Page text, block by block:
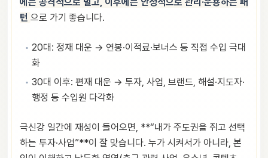
턴 으로 가기 좋습니다.
20대: 정재 대운 → 연봉·이적료·보너스 등 직접 수입 극대
화
30대 이후: 편재 대운 → 투자, 사업, 브랜드, 해설·지도자·
행정 등 수입원 다각화
극신강 일간에 재성이 들어오면, **“내가 주도권을 쥐고 선택
하는 투자·사업”**이 잘 맞습니다. 누가 시켜서가 아니라, 본